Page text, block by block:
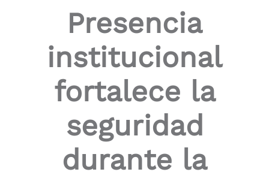
Presencia
institucional
fortalece la
seguridad
durante la